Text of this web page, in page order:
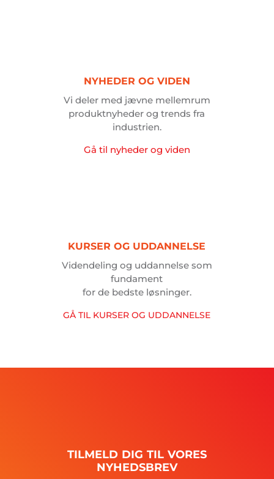
NYHEDER OG VIDEN
Vi deler med jævne mellemrum
produktnyheder og trends fra
industrien.
Gå til nyheder og viden
KURSER OG UDDANNELSE
Videndeling og uddannelse som
fundament
for de bedste løsninger.
GÅ TIL KURSER OG UDDANNELSE
TILMELD DIG TIL VORES
NYHEDSBREV